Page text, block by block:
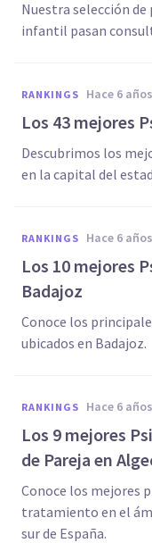
Nuestra selección
infantil pasan
RANKINGS hace 6 años
Los 43 mejores
Descubrimos los
en la capital del
RANKINGS hace 6 años
Los 10 mejores
Badajoz
Conoce los
ubicados en Badajoz.
RANKINGS hace 6 años
Los 9 mejores
de Pareja en
Conoce los mejores
tratamiento en el
sur de España.